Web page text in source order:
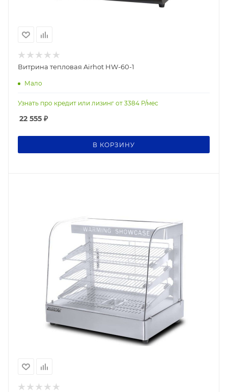
Витрина тепловая Airhot HW-60-1
Мало
Узнать про кредит или лизинг от 3384 Р/мес
22 555 ₽
В КОРЗИНУ